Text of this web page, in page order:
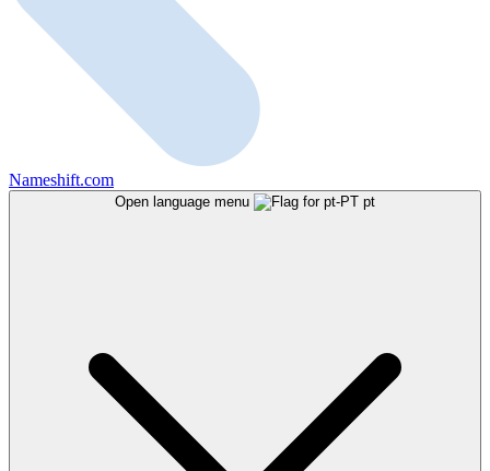
Nameshift.com
Open language menu pt